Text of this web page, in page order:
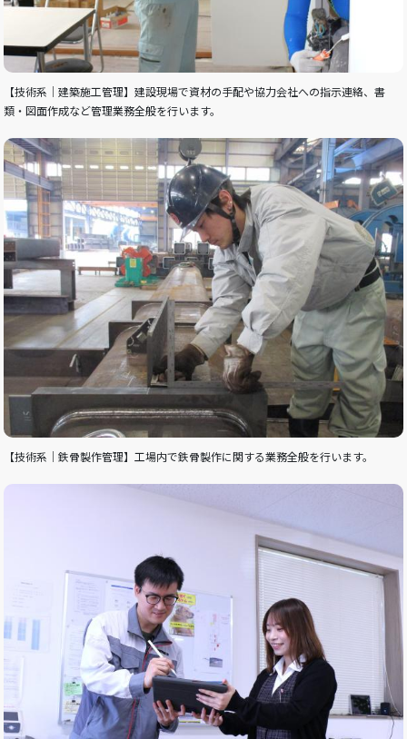
【技術系｜建築施工管理】建設現場で資材の手配や協力会社への指示連絡、書
類・図面作成など管理業務全般を行います。
【技術系｜鉄骨製作管理】工場内で鉄骨製作に関する業務全般を行います。